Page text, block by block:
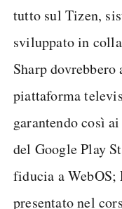
tutto sul Tizen,
sviluppato in
Sharp
piattaforma
garantendo così
del Google Play
fiducia a WebOS;
presentato nel